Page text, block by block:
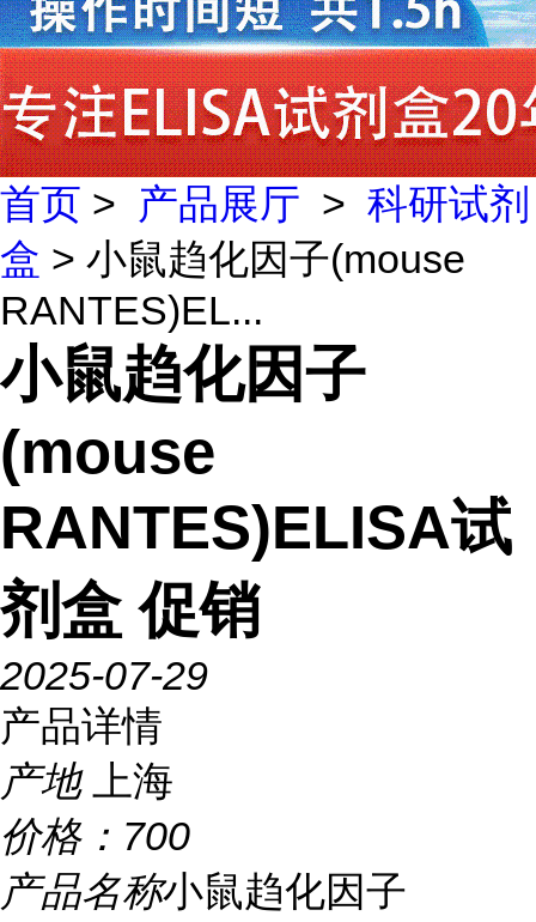
首页 > 产品展厅 > 科研试剂
盒 > 小鼠趋化因子(mouse
RANTES)EL...
小鼠趋化因子
(mouse
RANTES)ELISA试
剂盒 促销
2025-07-29
产品详情
产地
上海
价格： 700
产品名称小鼠趋化因子